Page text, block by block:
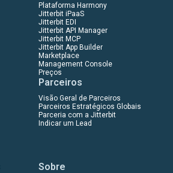
Plataforma Harmony
Jitterbit iPaaS
Jitterbit EDI
Jitterbit API Manager
Jitterbit MCP
Jitterbit App Builder
Marketplace
Management Console
Preços
Parceiros
Visão Geral de Parceiros
Parceiros Estratégicos Globais
Parceria com a Jitterbit
Indicar um Lead
Sobre